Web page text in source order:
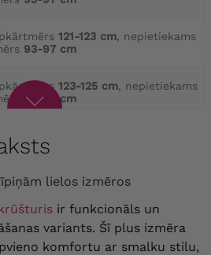
121-123 cm, nepietiekams
93-97 cm
123-125 cm, nepietiekams
93-97 cm
93-97 cm
127-129 cm, nepietiekams
114-116 cm, nepietiekams
98-102 cm
lielos izmēros
ir funkcionāls un
variants. Šī plus izmēra
komfortu ar smalku stilu,